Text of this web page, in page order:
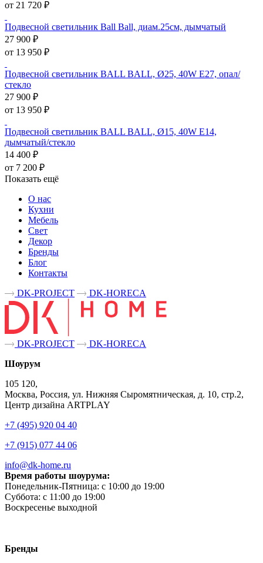
от 21 720 ₽
Подвесной светильник Ball Ball, диам.25см, дымчатый
27 900 ₽
от 13 950 ₽
Подвесной светильник BALL BALL, Ø25, 40W E27, опал/
стекло
27 900 ₽
от 13 950 ₽
Подвесной светильник BALL BALL, Ø15, 40W E14,
дымчатый/стекло
14 400 ₽
от 7 200 ₽
Показать ещё
О нас
Кухни
Мебель
Свет
Декор
Бренды
Блог
Контакты
DK-PROJECT
DK-HORECA
DK-PROJECT
DK-HORECA
Шоурум
105 120,
Москва, Россия, ул. Нижняя Сыромятническая, д. 10, стр.2,
Центр дизайна ARTPLAY
+7 (495) 920 04 40
+7 (915) 077 44 06
info@dk-home.ru
Время работы шоурума:
Понедельник-Пятница: c 10:00 до 19:00
Суббота: c 11:00 до 19:00
Воскресенье выходной
Бренды